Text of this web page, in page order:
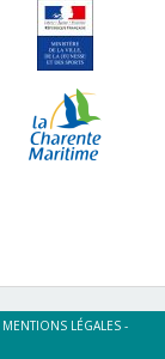
MENTIONS LÉGALES-